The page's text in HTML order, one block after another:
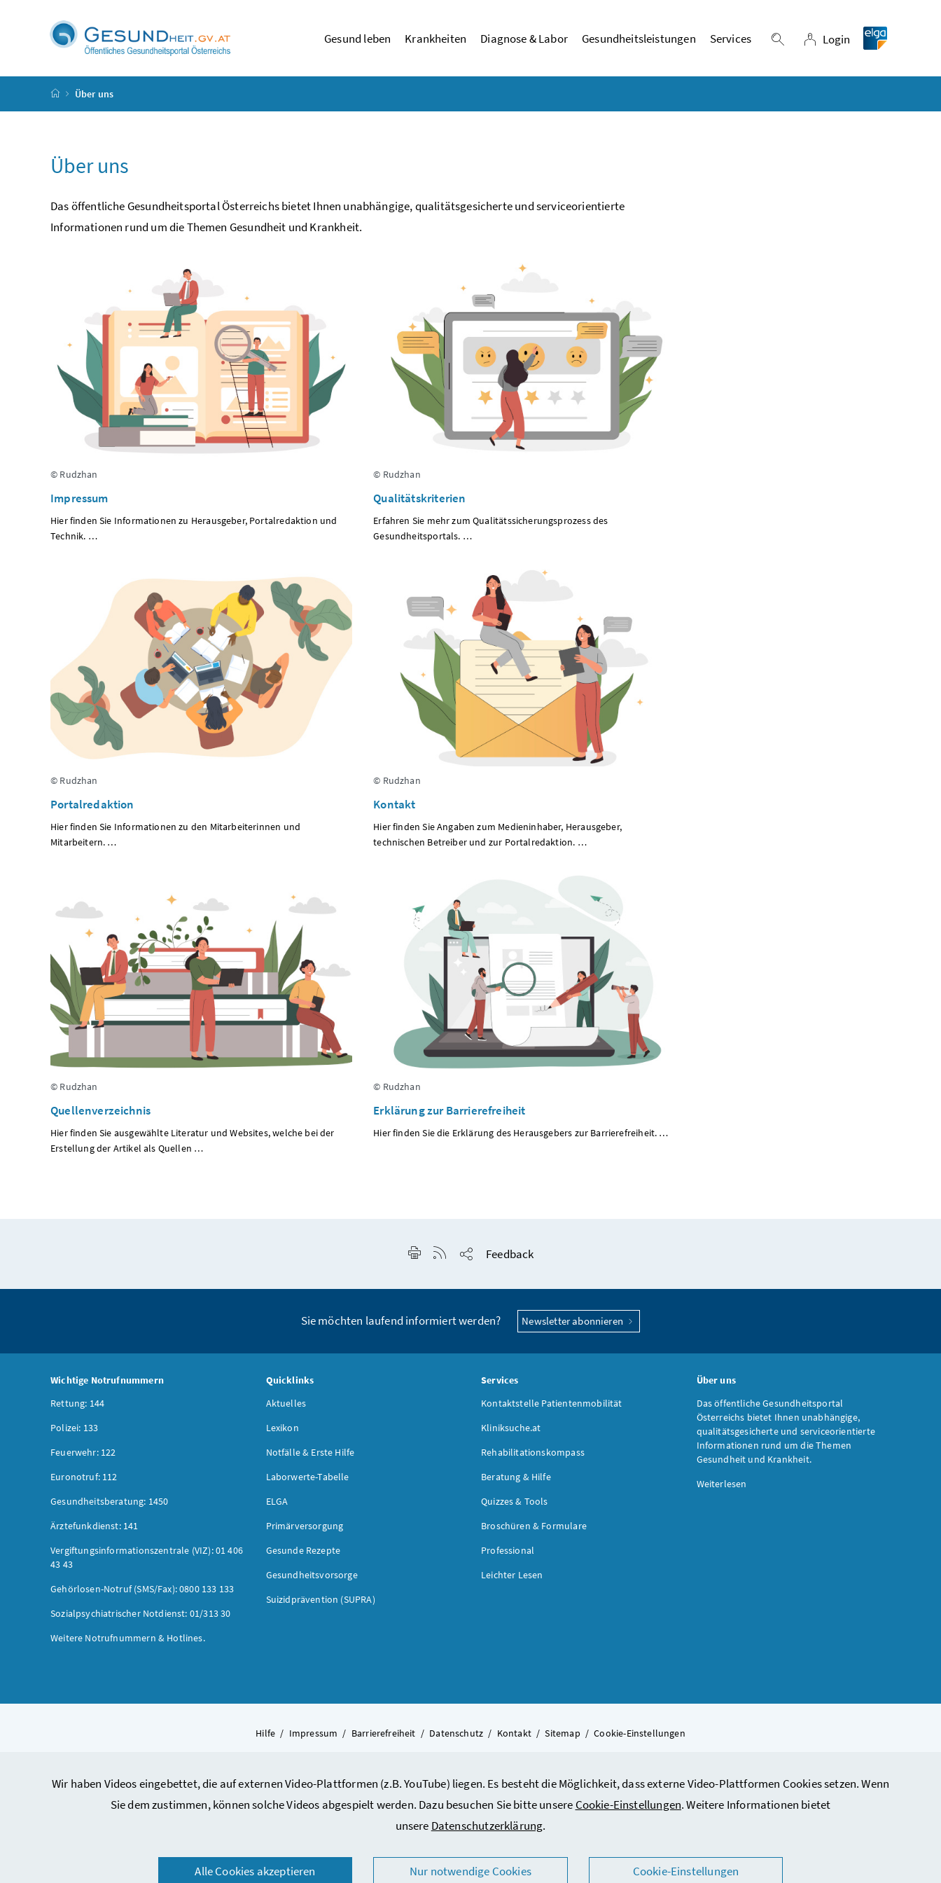
Wir haben Videos eingebettet, die auf externen Video-Plattformen (z.B. YouTube) liegen. Es besteht die Möglichkeit, dass externe Video-Plattformen Cookies setzen. Wenn
Sie dem zustimmen, können solche Videos abgespielt werden. Dazu besuchen Sie bitte unsere Cookie-Einstellungen. Weitere Informationen bietet
unsere Datenschutzerklärung.
Alle Cookies akzeptieren Nur notwendige Cookies Cookie-Einstellungen
Gesund leben Krankheiten Diagnose & Labor Gesundheitsleistungen Services Suche einblenden
Login
Login
Startseite
Über uns
Über uns
Das öffentliche Gesundheitsportal Österreichs bietet Ihnen unabhängige, qualitätsgesicherte und serviceorientierte
Informationen rund um die Themen Gesundheit und Krankheit.
© Rudzhan
Impressum
Hier finden Sie Informationen zu Herausgeber, Portalredaktion und
Technik. …
© Rudzhan
Qualitätskriterien
Erfahren Sie mehr zum Qualitätssicherungsprozess des
Gesundheitsportals. …
© Rudzhan
Portalredaktion
Hier finden Sie Informationen zu den Mitarbeiterinnen und
Mitarbeitern. …
© Rudzhan
Kontakt
Hier finden Sie Angaben zum Medieninhaber, Herausgeber,
technischen Betreiber und zur Portalredaktion. …
© Rudzhan
Quellenverzeichnis
Hier finden Sie ausgewählte Literatur und Websites, welche bei der
Erstellung der Artikel als Quellen …
© Rudzhan
Erklärung zur Barrierefreiheit
Hier finden Sie die Erklärung des Herausgebers zur Barrierefreiheit. …
Seite drucken
RSS-Feed anzeigen
Feedback
Sie möchten laufend informiert werden? Newsletter abonnieren
Wichtige Notrufnummern
Rettung: 144
Polizei: 133
Feuerwehr: 122
Euronotruf: 112
Gesundheitsberatung: 1450
Ärztefunkdienst: 141
Vergiftungsinformationszentrale (VIZ): 01 406
43 43
Gehörlosen-Notruf (SMS/Fax): 0800 133 133
Sozialpsychiatrischer Notdienst: 01/313 30
Weitere Notrufnummern & Hotlines.
Quicklinks
Aktuelles
Lexikon
Notfälle & Erste Hilfe
Laborwerte-Tabelle
ELGA
Primärversorgung
Gesunde Rezepte
Gesundheitsvorsorge
Suizidprävention (SUPRA)
Services
Kontaktstelle Patientenmobilität
Kliniksuche.at
Rehabilitationskompass
Beratung & Hilfe
Quizzes & Tools
Broschüren & Formulare
Professional
Leichter Lesen
Über uns
Das öffentliche Gesundheitsportal
Österreichs bietet Ihnen unabhängige,
qualitätsgesicherte und serviceorientierte
Informationen rund um die Themen
Gesundheit und Krankheit.
Weiterlesen
Hilfe / Impressum / Barrierefreiheit / Datenschutz / Kontakt / Sitemap / Cookie-Einstellungen
© 2026 Bundesministerium für Arbeit, Soziales, Gesundheit, Pflege und Konsumentenschutz